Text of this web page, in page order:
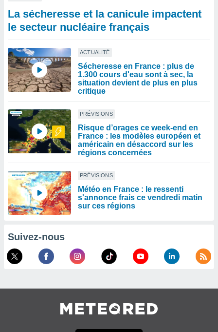
La sécheresse et la canicule impactent
le secteur nucléaire français
ACTUALITÉ
Sécheresse en France : plus de
1.300 cours d'eau sont à sec, la
situation devient de plus en plus
critique
PRÉVISIONS
Risque d’orages ce week-end en
France : les modèles européen et
américain en désaccord sur les
régions concernées
PRÉVISIONS
Météo en France : le ressenti
s'annonce frais ce vendredi matin
sur ces régions
Suivez-nous